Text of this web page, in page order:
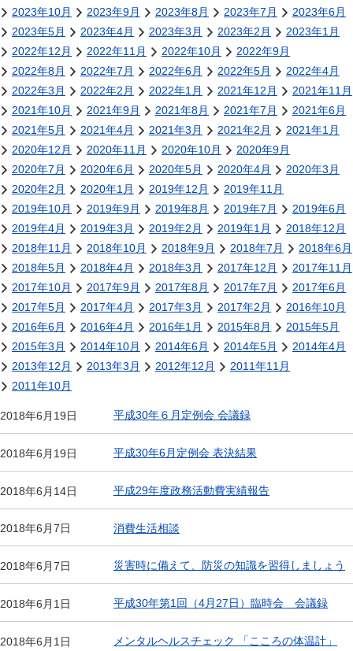
2023年10月
2023年9月 2023年8月 2023年7月
2023年6月
2023年5月
2023年4月 2023年3月 2023年2月
2023年1月
2022年12月
2022年11月 2022年10月
2022年9月
2022年8月
2022年7月 2022年6月 2022年5月
2022年4月
2022年3月
2022年2月 2022年1月 2021年12月
2021年11月
2021年10月
2021年9月 2021年8月 2021年7月
2021年6月
2021年5月
2021年4月 2021年3月 2021年2月
2021年1月
2020年12月
2020年11月 2020年10月
2020年9月
2020年7月
2020年6月 2020年5月 2020年4月
2020年3月
2020年2月
2020年1月 2019年12月
2019年11月
2019年10月
2019年9月 2019年8月 2019年7月
2019年6月
2019年4月
2019年3月 2019年2月 2019年1月
2018年12月
2018年11月
2018年10月 2018年9月 2018年7月
2018年6月
2018年5月
2018年4月 2018年3月 2017年12月
2017年11月
2017年10月
2017年9月 2017年8月 2017年7月
2017年6月
2017年5月
2017年4月 2017年3月 2017年2月
2016年10月
2016年6月
2016年4月 2016年1月 2015年8月
2015年5月
2015年3月
2014年10月 2014年6月 2014年5月
2014年4月
2013年12月
2013年3月 2012年12月
2011年11月
2011年10月
2018年6月19日 平成30年６月定例会 会議録
2018年6月19日 平成30年6月定例会 表決結果
2018年6月14日 平成29年度政務活動費実績報告
2018年6月7日 消費生活相談
2018年6月7日 災害時に備えて、防災の知識を習得しましょう
2018年6月1日 平成30年第1回（4月27日）臨時会 会議録
2018年6月1日 メンタルヘルスチェック 「こころの体温計」